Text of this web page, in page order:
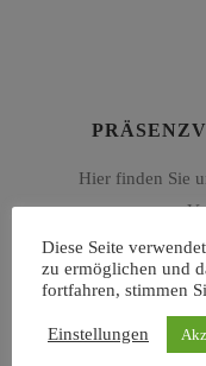
Hier finden Sie
Es wurden
Diese Seite
zu ermöglichen und
fortfahren, stimmen
Einstellungen